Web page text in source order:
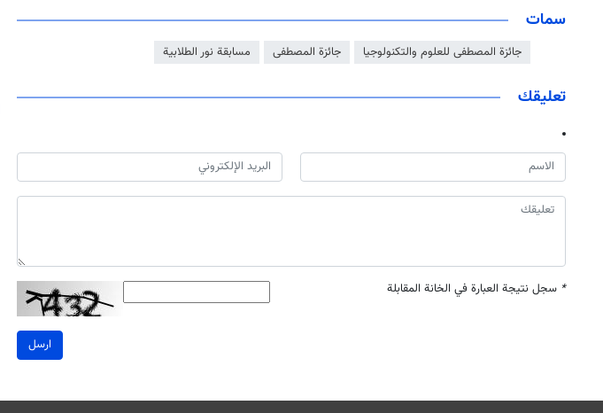
سمات
جائزة المصطفى للعلوم والتكنولوجيا جائزة المصطفى مسابقة نور الطلابية
تعليقك
* سجل نتيجة العبارة في الخانة المقابلة
ارسل